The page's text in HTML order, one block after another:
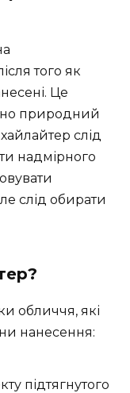
того як
Це
природний
слід
надмірного
слід обирати
обличчя, які
нанесення:
підтягнутого